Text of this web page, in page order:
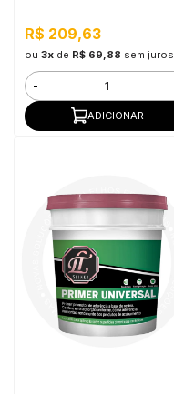
R$ 209,63
ou 3xde R$ 69,88 sem juros
-
ADICIONAR